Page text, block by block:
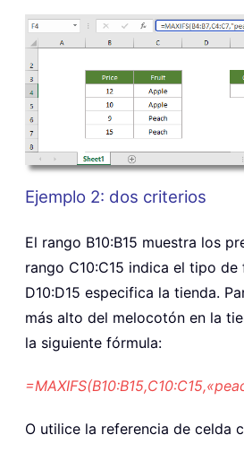
Ejemplo 2: dos criterios
El rango B10:B15 muestra los
rango C10:C15 indica el tipo
D10:D15 especifica la tienda.
más alto del melocotón en la
la siguiente fórmula:
O utilice la referencia de celda